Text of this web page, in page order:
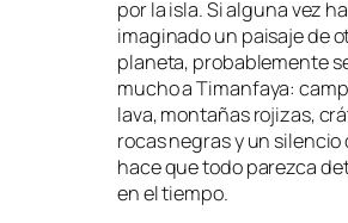
por la isla. Si alguna vez
imaginado un paisaje de
planeta, probablemente
mucho a Timanfaya:
lava, montañas rojizas,
rocas negras y un silencio
hace que todo parezca
en el tiempo.